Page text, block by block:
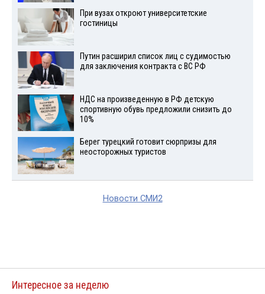
При вузах откроют университетские
гостиницы
Путин расширил список лиц с судимостью
для заключения контракта с ВС РФ
НДС на произведенную в РФ детскую
спортивную обувь предложили снизить до
10%
Берег турецкий готовит сюрпризы для
неосторожных туристов
Новости СМИ2
Интересное за неделю